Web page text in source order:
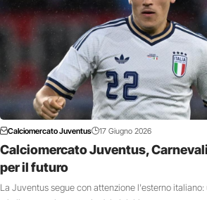
Calciomercato Juventus 17 Giugno 2026
Calciomercato Juventus,
per il futuro
La Juventus segue con attenzione l'esterno